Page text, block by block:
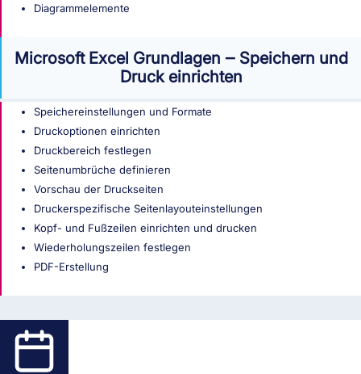
Diagrammelemente
Microsoft Excel Grundlagen ‒ Speichern und
Druck einrichten
Speichereinstellungen und Formate
Druckoptionen einrichten
Druckbereich festlegen
Seitenumbrüche definieren
Vorschau der Druckseiten
Druckerspezifische Seitenlayouteinstellungen
Kopf- und Fußzeilen einrichten und drucken
Wiederholungszeilen festlegen
PDF-Erstellung